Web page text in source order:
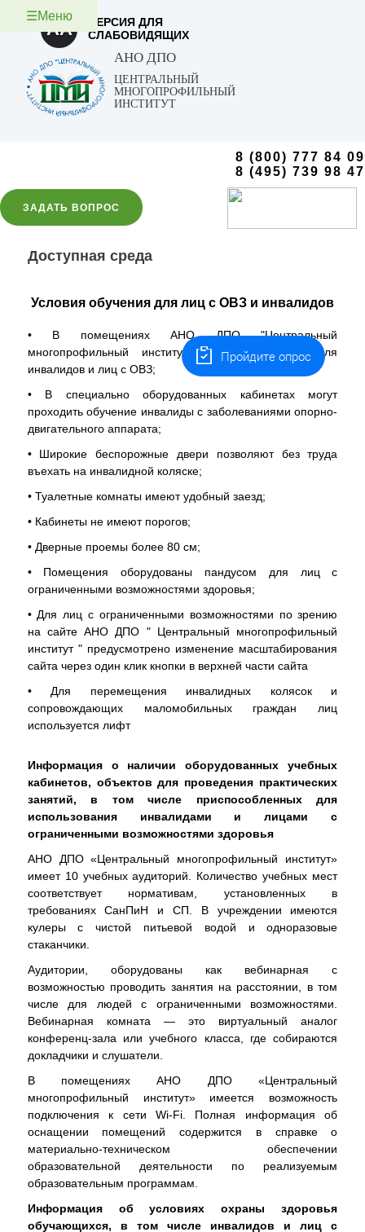
☰Меню
AA
ВЕРСИЯ ДЛЯ
СЛАБОВИДЯЩИХ
АНО ДПО
ЦЕНТРАЛЬНЫЙ
МНОГОПРОФИЛЬНЫЙ
ИНСТИТУТ
8 (800) 777 84 09
8 (495) 739 98 47
ЗАДАТЬ ВОПРОС
Доступная среда
Условия обучения для лиц с ОВЗ и инвалидов
• В помещениях АНО ДПО "Центральный
многопрофильный институт" созданы условия для
инвалидов и лиц с ОВЗ;
• В специально оборудованных кабинетах могут
проходить обучение инвалиды с заболеваниями опорно-
двигательного аппарата;
• Широкие беспорожные двери позволяют без труда
въехать на инвалидной коляске;
• Туалетные комнаты имеют удобный заезд;
• Кабинеты не имеют порогов;
• Дверные проемы более 80 см;
• Помещения оборудованы пандусом для лиц с
ограниченными возможностями здоровья;
• Для лиц с ограниченными возможностями по зрению
на сайте АНО ДПО " Центральный многопрофильный
институт " предусмотрено изменение масштабирования
сайта через один клик кнопки в верхней части сайта
• Для перемещения инвалидных колясок и
сопровождающих маломобильных граждан лиц
используется лифт
Информация о наличии оборудованных учебных
кабинетов, объектов для проведения практических
занятий, в том числе приспособленных для
использования инвалидами и лицами с
ограниченными возможностями здоровья
АНО ДПО «Центральный многопрофильный институт»
имеет 10 учебных аудиторий. Количество учебных мест
соответствует нормативам, установленных в
требованиях СанПиН и СП. В учреждении имеются
кулеры с чистой питьевой водой и одноразовые
стаканчики.
Аудитории, оборудованы как вебинарная с
возможностью проводить занятия на расстоянии, в том
числе для людей с ограниченными возможностями.
Вебинарная комната — это виртуальный аналог
конференц-зала или учебного класса, где собираются
докладчики и слушатели.
В помещениях АНО ДПО «Центральный
многопрофильный институт» имеется возможность
подключения к сети Wi-Fi. Полная информация об
оснащении помещений содержится в справке о
материально-техническом обеспечении
образовательной деятельности по реализуемым
образовательным программам.
Информация об условиях охраны здоровья
обучающихся, в том числе инвалидов и лиц с
Пройдите опрос